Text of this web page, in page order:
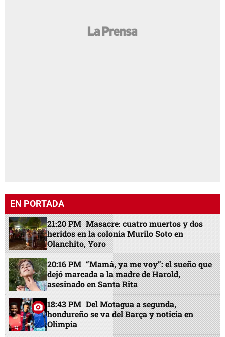
EN PORTADA
21:20 PM Masacre: cuatro muertos y dos
heridos en la colonia Murilo Soto en
Olanchito, Yoro
20:16 PM “Mamá, ya me voy”: el sueño que
dejó marcada a la madre de Harold,
asesinado en Santa Rita
18:43 PM Del Motagua a segunda,
hondureño se va del Barça y noticia en
Olimpia